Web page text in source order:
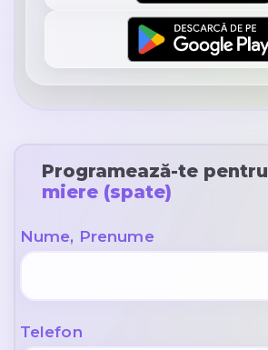
Programează-te pentru
miere (spate)
Nume, Prenume
Telefon